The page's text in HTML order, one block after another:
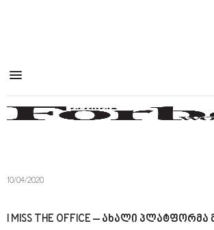
10/04/2020
I MISS THE OFFICE – ახალი